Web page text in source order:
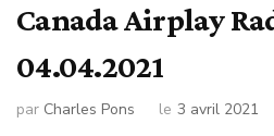
Canada Airplay
04.04.2021
par Charles Pons le 3 avril 2021